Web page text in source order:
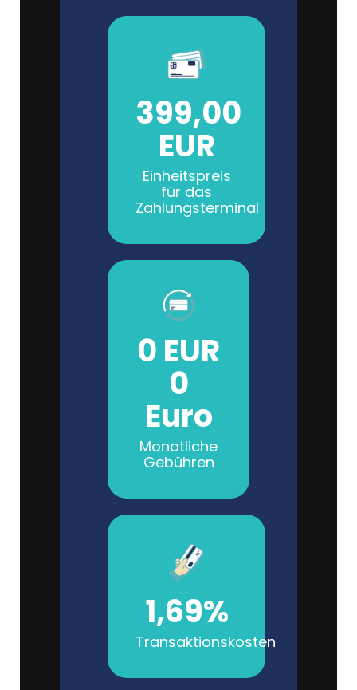
399,00
EUR
Einheitspreis
für das
Zahlungsterminal
0 EUR
0
Euro
Monatliche
Gebühren
1,69%
Transaktionskosten